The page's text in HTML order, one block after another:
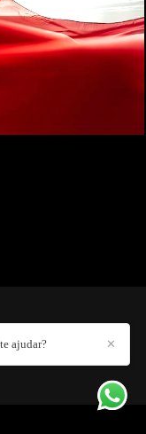
/CONTATO
✕
ajudar?